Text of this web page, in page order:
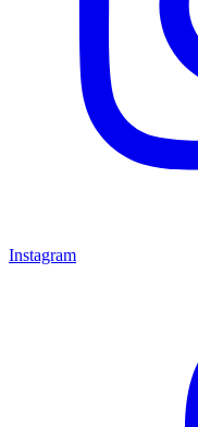
Instagram